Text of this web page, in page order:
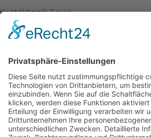
Kontaktmail:Email
Name: Raimund Muders
Impressum
Datenschutzerklärung
Mitgliederbereich
Facebook
Instagram
Umsetzung:DOUBLE-A-
Kontakt